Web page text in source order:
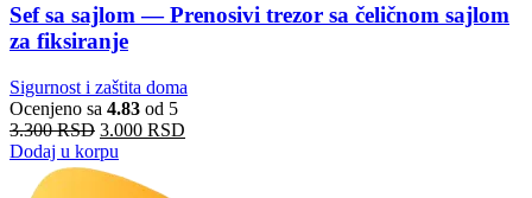
Sef sa sajlom — Prenosivi trezor sa čeličnom sajlom
za fiksiranje
Sigurnost i zaštita doma
Ocenjeno sa 4.83 od 5
3.300RSD 3.000 RSD
Dodaj u korpu